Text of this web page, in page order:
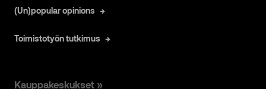
(Un)popular opinions
Toimistotyön tutkimus
Kauppakeskukset »